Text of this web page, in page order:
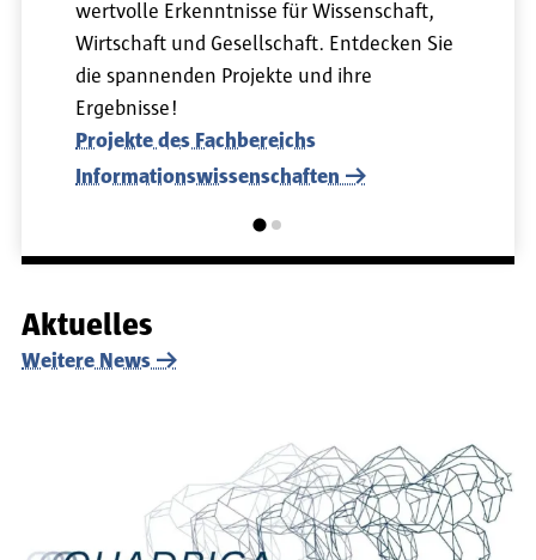
wertvolle Erkenntnisse für Wissenschaft,
Wirtschaft und Gesellschaft. Entdecken Sie
die spannenden Projekte und ihre
Ergebnisse!
Projekte des Fachbereichs
Informationswissenschaften
Aktuelles
Weitere News